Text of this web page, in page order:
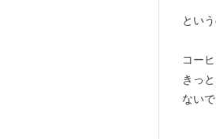
とい
コー
きっ
ない